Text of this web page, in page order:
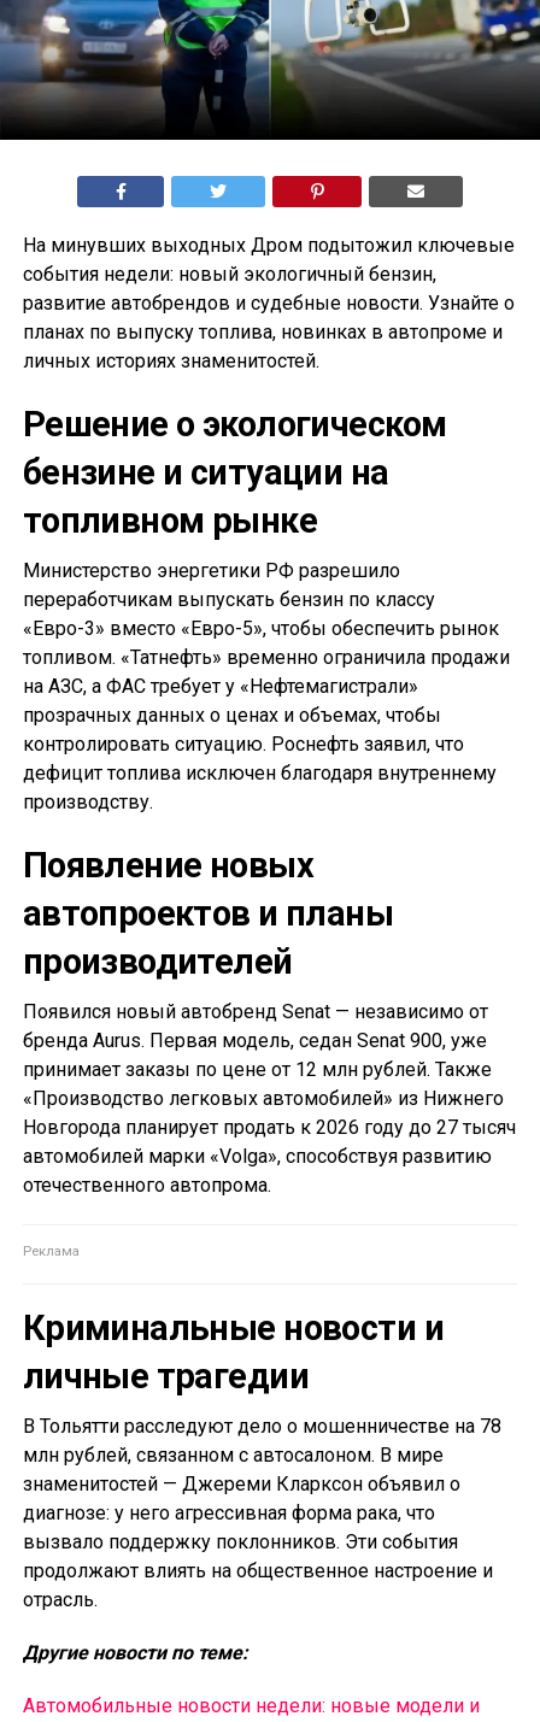
На минувших выходных Дром подытожил ключевые
события недели: новый экологичный бензин,
развитие автобрендов и судебные новости. Узнайте о
планах по выпуску топлива, новинках в автопроме и
личных историях знаменитостей.
Решение о экологическом
бензине и ситуации на
топливном рынке
Министерство энергетики РФ разрешило
переработчикам выпускать бензин по классу
«Евро-3» вместо «Евро-5», чтобы обеспечить рынок
топливом. «Татнефть» временно ограничила продажи
на АЗС, а ФАС требует у «Нефтемагистрали»
прозрачных данных о ценах и объемах, чтобы
контролировать ситуацию. Роснефть заявил, что
дефицит топлива исключен благодаря внутреннему
производству.
Появление новых
автопроектов и планы
производителей
Появился новый автобренд Senat — независимо от
бренда Aurus. Первая модель, седан Senat 900, уже
принимает заказы по цене от 12 млн рублей. Также
«Производство легковых автомобилей» из Нижнего
Новгорода планирует продать к 2026 году до 27 тысяч
автомобилей марки «Volga», способствуя развитию
отечественного автопрома.
Криминальные новости и
личные трагедии
В Тольятти расследуют дело о мошенничестве на 78
млн рублей, связанном с автосалоном. В мире
знаменитостей — Джереми Кларксон объявил о
диагнозе: у него агрессивная форма рака, что
вызвало поддержку поклонников. Эти события
продолжают влиять на общественное настроение и
отрасль.
Другие новости по теме:
Автомобильные новости недели: новые модели и